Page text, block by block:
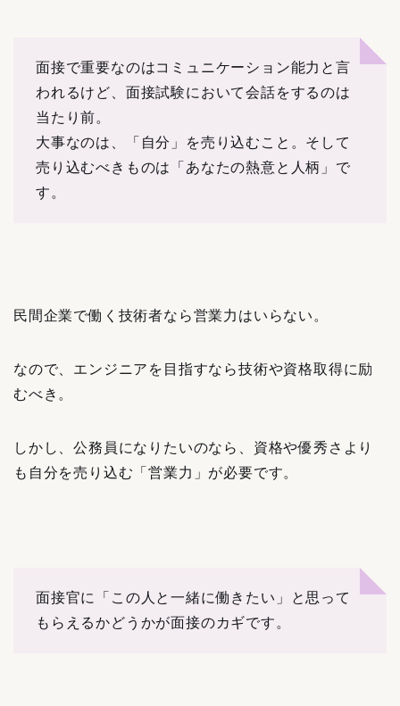
面接で重要なのはコミュニケーション能力と言
われるけど、面接試験において会話をするのは
当たり前。
大事なのは、「自分」を売り込むこと。そして
売り込むべきものは「あなたの熱意と人柄」で
す。
民間企業で働く技術者なら営業力はいらない。
なので、エンジニアを目指すなら技術や資格取得に励
むべき。
しかし、公務員になりたいのなら、資格や優秀さより
も自分を売り込む「営業力」が必要です。
面接官に「この人と一緒に働きたい」と思って
もらえるかどうかが面接のカギです。